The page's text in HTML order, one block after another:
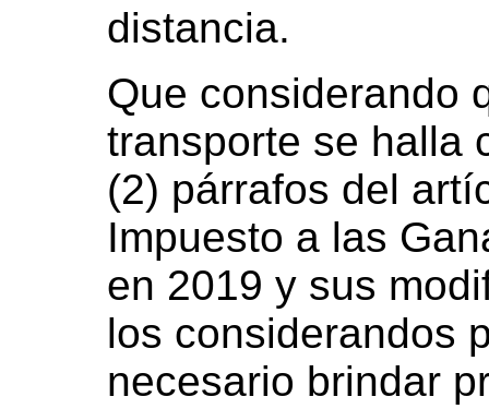
distancia.
Que considerando
transporte se halla
(2) párrafos del
Impuesto a las
en 2019 y sus
los considerandos
necesario brindar